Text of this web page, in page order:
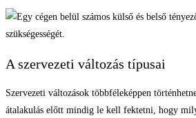
A szervezeti változás típusai
Szervezeti változások többféleképpen
átalakulás előtt mindig le kell fektetni, hogy